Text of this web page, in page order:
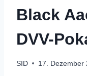
Black
DVV-
SID 17. Dezember